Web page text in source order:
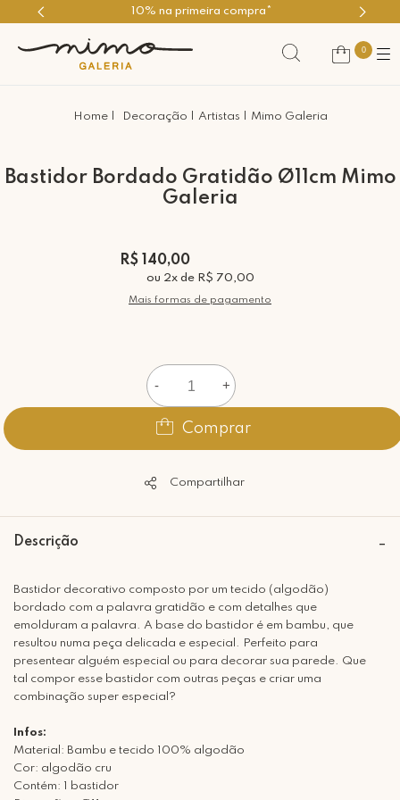
10% na primeira compra*
0
Decoração Artistas Mimo Galeria
Bastidor Bordado Gratidão Ø11cm Mimo
Galeria
R$ 140,00
ou 2xde R$ 70,00
Mais formas de pagamento
- +
Comprar
Compartilhar
Descrição
Bastidor decorativo composto por um tecido (algodão)
bordado com a palavra gratidão e com detalhes que
emolduram a palavra. A base do bastidor é em bambu, que
resultou numa peça delicada e especial. Perfeito para
presentear alguém especial ou para decorar sua parede. Que
tal compor esse bastidor com outras peças e criar uma
combinação super especial?
Infos:
Material: Bambu e tecido 100% algodão
Cor: algodão cru
Contém: 1 bastidor